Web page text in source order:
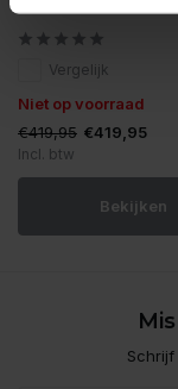
Vergelijk
Niet op voorraad
€419,95 €419,95
Incl. btw
Bekijken